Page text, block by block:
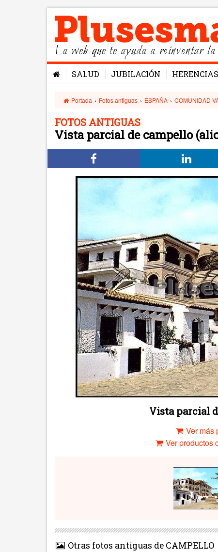
La web que te ayuda a reinventar
SALUD JUBILACIÓN HERENCIAS
Portada › Fotos antiguas › ESPAÑA › COMUNIDAD
FOTOS ANTIGUAS
Vista parcial de campello
Vista parcial
Ver más
Ver productos
Otras fotos antiguas de CAMPELLO